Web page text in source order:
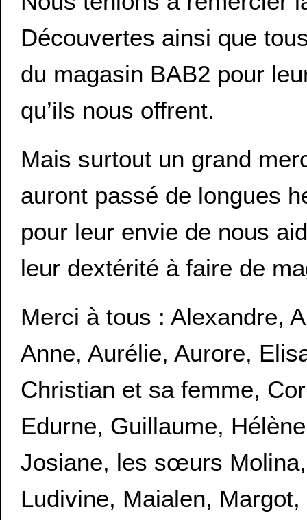
Découvertes ainsi que
du magasin BAB2 pour
qu’ils nous offrent.
Mais surtout un grand
auront passé de longues
pour leur envie de nous
leur dextérité à faire de
Merci à tous : Alexandre,
Anne, Aurélie, Aurore,
Christian et sa femme,
Edurne, Guillaume,
Josiane, les sœurs
Ludivine, Maialen,